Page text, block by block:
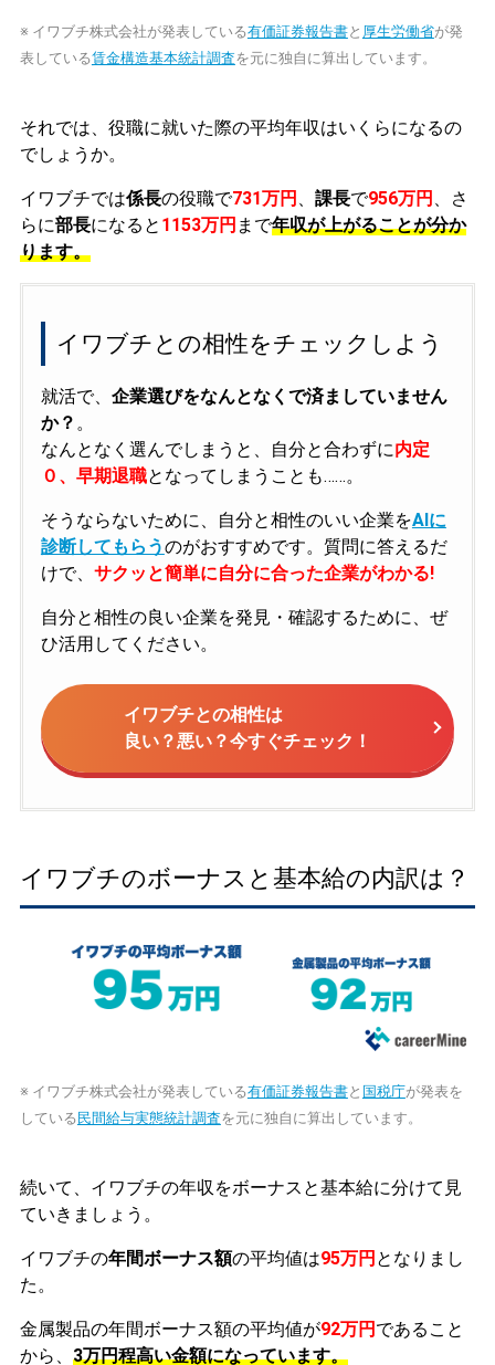
※ イワブチ株式会社が発表している有価証券報告書と 厚生労働省が発
表している賃金構造基本統計調査を元に独自に算出しています。
それでは、役職に就いた際の平均年収はいくらになるの
でしょうか。
イワブチでは係長の役職で731万円 課長で956万円
、さ
らに部長になると 1153万円 まで年収が上がることが分か
ります。
イワブチとの相性をチェックしよう
就活で、 企業選びをなんとなくで済ましていません
か？ 。
なんとなく選んでしまうと、自分と合わずに内定
０、早期退職となってしまうことも……。
そうならないために、自分と相性のいい企業をAIに
診断してもらうのがおすすめです。質問に答えるだ
けで、 サクッと簡単に自分に合った企業がわかる!
自分と相性の良い企業を発見・確認するために、ぜ
ひ活用してください。
イワブチとの相性は
良い？悪い？今すぐチェック！
イワブチのボーナスと基本給の内訳は？
※ イワブチ株式会社が発表している有価証券報告書と 国税庁が発表を
している 民間給与実態統計調査を元に独自に算出しています。
続いて、イワブチの年収をボーナスと基本給に分けて見
ていきましょう。
イワブチの年間ボーナス額の平均値は95万円 となりまし
た。
金属製品の年間ボーナス額の平均値が92万円 であること
から、 3万円程高い金額になっています。